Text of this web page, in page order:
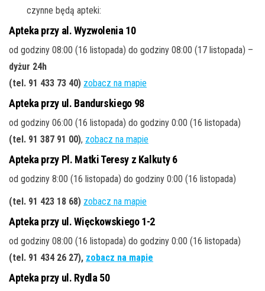
czynne będą apteki:
Apteka przy al. Wyzwolenia 10
od godziny 08:00 (16 listopada) do godziny 08:00 (17 listopada) –
dyżur 24h
(tel. 91 433 73 40) zobacz na mapie
Apteka przy ul. Bandurskiego 98
od godziny 06:00 (16 listopada) do godziny 0:00 (16 listopada)
(tel. 91 387 91 00), zobacz na mapie
Apteka przy Pl. Matki Teresy z Kalkuty 6
od godziny 8:00 (16 listopada) do godziny 0:00 (16 listopada)
(tel. 91 423 18 68) zobacz na mapie
Apteka przy ul. Więckowskiego 1-2
od godziny 08:00 (16 listopada) do godziny 0:00 (16 listopada)
(tel. 91 434 26 27), zobacz na mapie
Apteka przy ul. Rydla 50